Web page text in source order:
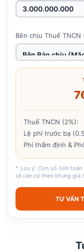
Bên chịu Thuế TNCN
Thuế TNCN (2%):
Lệ phí trước bạ
Phí thẩm định &
* Lưu ý: Con số tính
sẽ căn cứ theo khung giá
TƯ VẤN